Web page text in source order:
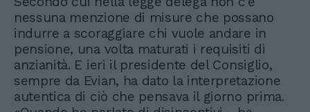
nessuna menzione di misure che possano
indurre a scoraggiare chi vuole andare in
pensione, una volta maturati i requisiti di
anzianità. E ieri il presidente del Consiglio,
sempre da Evian, ha dato la interpretazione
autentica di ciò che pensava il giorno prima.